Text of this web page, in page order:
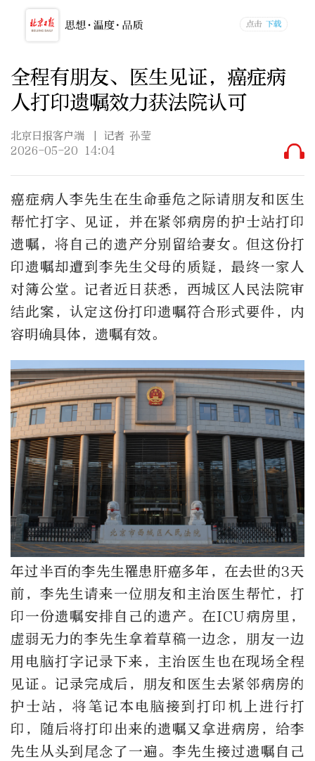
全程有朋友、医生见证，癌症病
人打印遗嘱效力获法院认可
北京日报客户端
| 记者 孙莹
2026-05-20 14:04
癌症病人李先生在生命垂危之际请朋友和医生
帮忙打字、见证，并在紧邻病房的护士站打印
遗嘱，将自己的遗产分别留给妻女。但这份打
印遗嘱却遭到李先生父母的质疑，最终一家人
对簿公堂。记者近日获悉，西城区人民法院审
结此案，认定这份打印遗嘱符合形式要件，内
容明确具体，遗嘱有效。
年过半百的李先生罹患肝癌多年，在去世的3天
前，李先生请来一位朋友和主治医生帮忙，打
印一份遗嘱安排自己的遗产。在ICU病房里，
虚弱无力的李先生拿着草稿一边念，朋友一边
用电脑打字记录下来，主治医生也在现场全程
见证。记录完成后，朋友和医生去紧邻病房的
护士站，将笔记本电脑接到打印机上进行打
印，随后将打印出来的遗嘱又拿进病房，给李
先生从头到尾念了一遍。李先生接过遗嘱自己